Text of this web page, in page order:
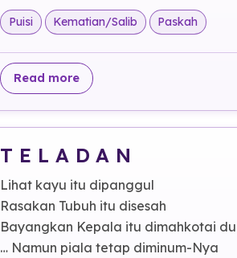
Puisi Kematian/Salib Paskah
Read moreabout THE BLOODY HEAD
T E L A D A N
Lihat kayu itu dipanggul
Rasakan Tubuh itu disesah
Bayangkan Kepala itu dimahkotai
… Namun piala tetap diminum-Nya